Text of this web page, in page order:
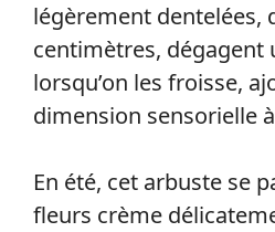
légèrement dentelées,
centimètres, dégagent
lorsqu’on les froisse,
dimension sensorielle
En été, cet arbuste se
fleurs crème